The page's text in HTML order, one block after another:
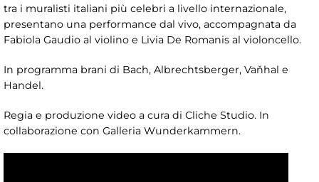
tra i muralisti italiani più celebri a livello internazionale,
presentano una performance dal vivo, accompagnata da
Fabiola Gaudio al violino e Livia De Romanis al violoncello.
In programma brani di Bach, Albrechtsberger, Vaňhal e
Handel.
Regia e produzione video a cura di Cliche Studio. In
collaborazione con Galleria Wunderkammern.